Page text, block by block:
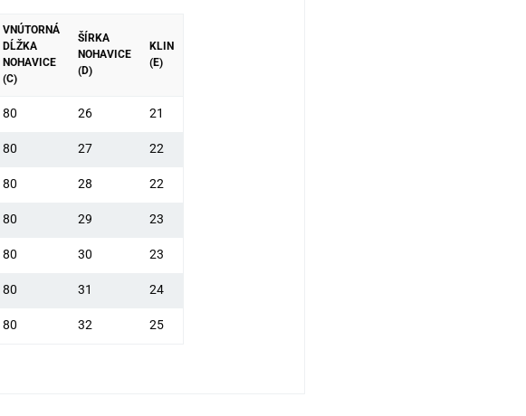
VNÚTORNÁ
DĹŽKA
NOHAVICE
(C)
ŠÍRKA
NOHAVICE
(D)
KLIN
(E)
80 26 21
80 27 22
80 28 22
80 29 23
80 30 23
80 31 24
80 32 25